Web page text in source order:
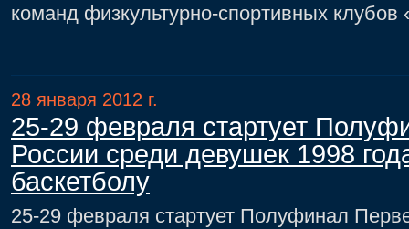
команд физкультурно-спортивных
28 января 2012 г.
25-29 февраля стартует
России среди девушек 1998
баскетболу
25-29 февраля стартует Полуфинал